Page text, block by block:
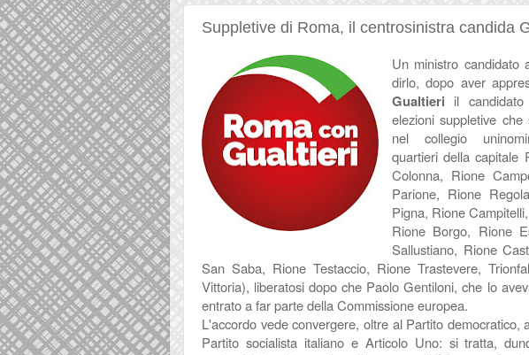
Suppletive di Roma, il centrosinistra candida
Un ministro candidato
dirlo, dopo aver
Gualtieri il
elezioni suppletive
nel collegio
quartieri della capitale
Colonna, Rione
Parione, Rione
Pigna, Rione
Rione Borgo, Rione
Sallustiano, Rione
San Saba, Rione Testaccio, Rione Trastevere,
Vittoria), liberatosi dopo che Paolo Gentiloni, che lo
entrato a far parte della Commissione europea.
L'accordo vede convergere, oltre al Partito democratico,
Partito socialista italiano e Articolo Uno: si tratta,